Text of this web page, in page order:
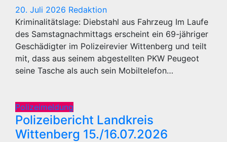
20. Juli 2026 Redaktion
Kriminalitätslage: Diebstahl aus Fahrzeug Im Laufe
des Samstagnachmittags erscheint ein 69-jähriger
Geschädigter im Polizeirevier Wittenberg und teilt
mit, dass aus seinem abgestellten PKW Peugeot
seine Tasche als auch sein Mobiltelefon…
Polizeimeldung
Polizeibericht Landkreis
Wittenberg 15./16.07.2026